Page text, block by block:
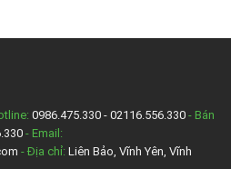
0986.475.330 - 02116.556.330 - Bán
- Email:
- Địa chỉ: Liên Bảo, Vĩnh Yên, Vĩnh